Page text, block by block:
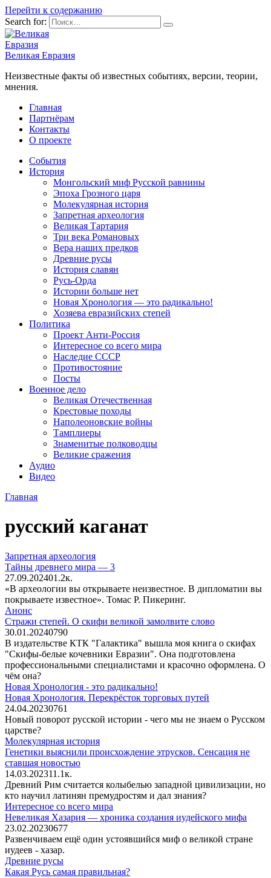
Перейти к содержанию
Search for:
Великая Евразия
Неизвестные факты об известных событиях, версии, теории,
мнения.
Главная
Партнёрам
Контакты
О проекте
События
История
Монгольский миф Русской равнины
Эпоха Грозного царя
Молекулярная история
Запретная археология
Великая Тартария
Три века Романовых
Вера наших предков
Древние русы
История славян
Русь-Орда
Истории больше нет
Новая Хронология — это радикально!
Хозяева евразийских степей
Политика
Проект Анти-Россия
Интересное со всего мира
Наследие СССР
Противостояние
Посты
Военное дело
Великая Отечественная
Крестовые походы
Наполеоновские войны
Тамплиеры
Знаменитые полководцы
Великие сражения
Аудио
Видео
Главная
русский каганат
Запретная археология
Тайны древнего мира — 3
27.09.202401.2к.
«В археологии вы открываете неизвестное. В дипломатии вы
покрываете известное». Томас Р. Пикеринг.
Анонс
Стражи степей. О скифи великой замолвите слово
30.01.20240790
В издательстве КТК "Галактика" вышла моя книга о скифах
"Скифы-белые кочевники Евразии". Она подготовлена
профессиональными специалистами и красочно оформлена. О
чём она?
Новая Хронология - это радикально!
Новая Хронология. Перекрёсток торговых путей
24.04.20230761
Новый поворот русской истории - чего мы не знаем о Русском
царстве?
Молекулярная история
Генетики выяснили происхождение этрусков. Сенсация не
ставшая новостью
14.03.202311.1к.
Древний Рим считается колыбелью западной цивилизации, но
кто научил латинян премудростям и дал знания?
Интересное со всего мира
Невеликая Хазария — хроника создания иудейского мифа
23.02.20230677
Развенчиваем ещё один устоявшийся миф о великой стране
иудеев - хазар.
Древние русы
Какая Русь самая правильная?